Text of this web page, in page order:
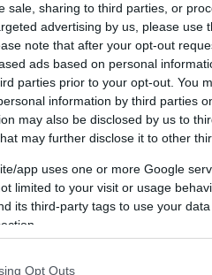
sale, sharing to third parties, or
advertising by us, please use
note that after your opt-out
ads based on personal
parties prior to your opt-out. You
information by third parties
may also be disclosed by us to
may further disclose it to other
app uses one or more Google
limited to your visit or usage
its third-party tags to use your
Opt Outs